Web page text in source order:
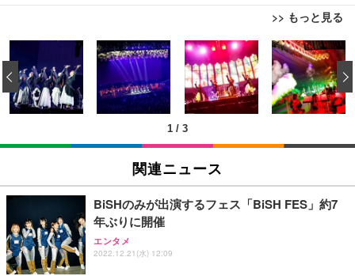
>> もっと見る
[EdoErgo] オフィスチェア 椅子 テレワーク 疲れな
い 跳ね上げ式アームレスト コンパクト 約105度ロッ
キング pc 事務椅子 360度回転 座面昇降 強化ナイロ
ン樹脂ベース 通気性メッシュ 在宅ワーク H-WY01
(黒網+黒枠+黒足)
￥5,699
SIHOO B100 オフィスチェア／デスクチェア メッシ
ュチェア 人間工学 疲れない ブラック
￥27,999
Sezlife オフィスチェア デスクチェア 疲れない テレ
ワーク チェア 強化バックレスト 30度ロッキング機
能 人間工学 椅子 腰サポート 90度跳ね上げ式アーム
EIZO ビジネス向けプレミアムモニター | FlexScan
EV3240X-WT | 31.5型4K UHD・USB Type-C・ホワ
イト
￥105,595
EIZO ビジネス向けプレミアムモニター | FlexScan
￥109,572
【純正品】27"ゲーミングモニター DualSense 充電
フック付き（CFI-ZDM1J）
Amazonベーシック ペットシーツ 薄型 レギュラー 1
回使い捨て 無香料 ホワイト 300枚
￥3,373
Amazonベーシック ペットシーツ 厚型 ワイド 42枚
x2袋(84枚) ホワイト(吸収面:ライトブルー)
￥3,234
ネオ・ルーライフ ネオ・オムツ L 中型犬用 26枚入
り 単品
1 / 3
‹
関連ニュース
BiSHのみが出演するフェス「BiSH FES」約7
年ぶりに開催
エンタメ
2022.12.21(水) 12:09